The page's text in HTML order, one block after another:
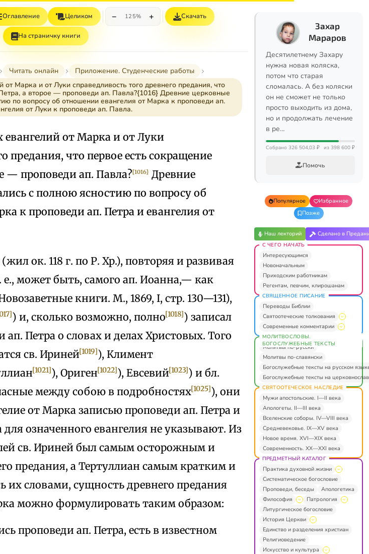
Оглавление Целиком − 125% + Скачать
На страничку книги
Читать онлайн
Приложение. Студенческие работы
Марка и от Луки справедливость того древнего предания, что
а второе — проповеди ап. Павла?{1016} Древние церковные
по вопросу об отношении евангелия от Марка к проповеди ап.
от Луки к проповеди ап. Павла.
от Марка и от Луки
предания, что первое есть сокращение
— проповеди ап. Павла?{1016} Древние
с полною ясностию по вопросу об
к проповеди ап. Петра и евангелия от
ок. 118 г. по Р. Хр.), повторяя и развивая
может быть, самого ап. Иоанна,— как
книги. М., 1869, I, стр. 130—131),
) и, сколько возможно, полно[1018]) записал
Петра о словах и делах Христовых. Того
св. Ириней[1019]), Климент
[1021]), Ориген[1022]), Евсевий[1023]) и бл.
между собою в подробностях[1025]), они
от Марка записью проповеди ап. Петра и
означенного евангелия не указывают. Из
св. Ириней был самым осторожным и
предания, а Тертуллиан самым кратким и
их словами, сущность древнего предания
можно формулировать таким образом:
проповеди ап. Петра, есть в известном
Захар
Мараров
Десятилетнему Захару
нужна новая коляска,
потом что старая
сломалась. А без коляски
он не сможет не только
просто выходить из дома,
но и продолжать лечение
в ре…
Собрано 326 504,03 ₽ из 398 600 ₽
Помочь
Популярное
Избранное
Позже
Наш лекторий Сделано в
С ЧЕГО НАЧАТЬ
Интересующимся
Новоначальным
Приходским работникам
Регентам, певчим, клирошанам
СВЯЩЕННОЕ ПИСАНИЕ
Переводы Библии
Святоотеческие толкования
Современные комментарии
МОЛИТВОСЛОВЫ.
БОГОСЛУЖЕБНЫЕ ТЕКСТЫ
Молитвы по-русски
Молитвы по-славянски
Богослужебные тексты на русском
Богослужебные тексты на
СВЯТООТЕЧЕСКОЕ НАСЛЕДИЕ
Мужи апостольские. I—II века
Апологеты. II—III века
Вселенские соборы. IV—VIII века
Средневековье. IX—XV века
Новое время. XVI—XIX века
Современность. XX—XXI века
ПРЕДМЕТНЫЙ КАТАЛОГ
Практика духовной жизни
Систематическое богословие
Проповеди, беседы
Апологетика
Философия
Патрология
Литургическое богословие
История Церкви
Единство и разделения христиан
Религиоведение
Искусство и культура